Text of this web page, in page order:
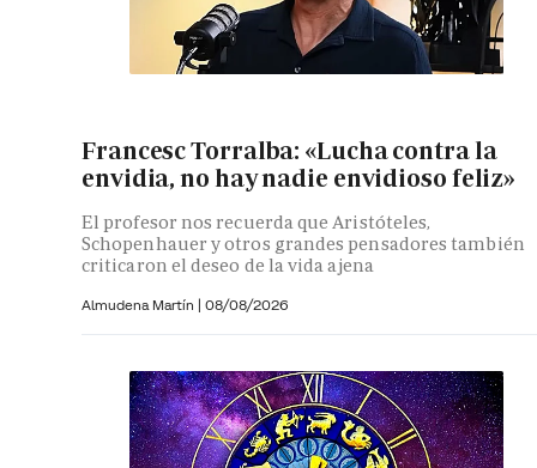
Francesc Torralba: «Lucha contra la
envidia, no hay nadie envidioso feliz»
El profesor nos recuerda que Aristóteles,
Schopenhauer y otros grandes pensadores también
criticaron el deseo de la vida ajena
Almudena Martín | 08/08/2026